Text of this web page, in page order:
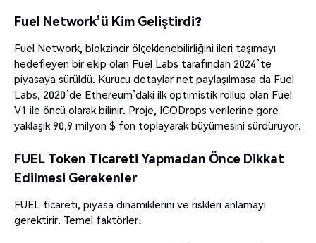
Fuel Network’ü Kim Geliştirdi?
Fuel Network, blokzincir ölçeklenebilirliğini ileri taşımayı
hedefleyen bir ekip olan Fuel Labs tarafından 2024’te
piyasaya sürüldü. Kurucu detaylar net paylaşılmasa da Fuel
Labs, 2020’de Ethereum’daki ilk optimistik rollup olan Fuel
V1 ile öncü olarak bilinir. Proje, ICODrops verilerine göre
yaklaşık 90,9 milyon $ fon toplayarak büyümesini sürdürüyor.
FUEL Token Ticareti Yapmadan Önce Dikkat
Edilmesi Gerekenler
FUEL ticareti, piyasa dinamiklerini ve riskleri anlamayı
gerektirir. Temel faktörler: